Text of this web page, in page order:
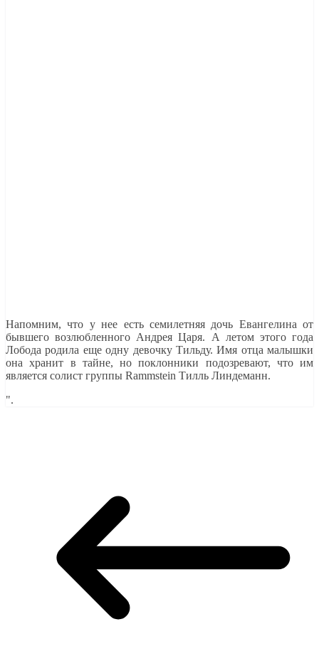
Напомним, что у нее есть семилетняя дочь Евангелина от
бывшего возлюбленного Андрея Царя. А летом этого года
Лобода родила еще одну девочку Тильду. Имя отца малышки
она хранит в тайне, но поклонники подозревают, что им
является солист группы Rammstein Тилль Линдеманн.
".